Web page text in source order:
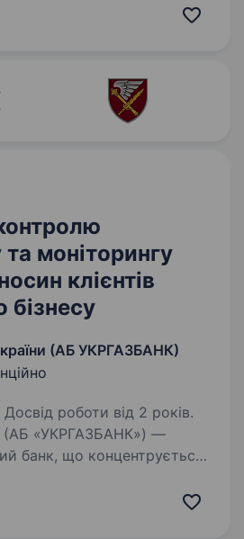
лідуючі позиції за всіма
моніторингу
клієнтів
бізнесу
країни (АБ УКРГАЗБАНК)
роботи від 2 років.
банк, що концентрується
банків країни